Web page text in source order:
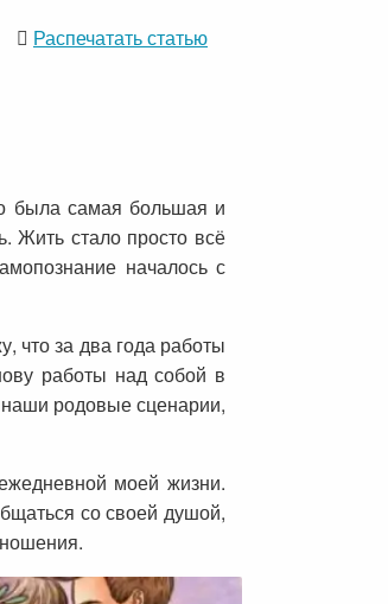
Распечатать статью
была самая большая и
Жить стало просто всё
началось с
что за два года работы
работы над собой в
родовые сценарии,
моей жизни.
со своей душой,